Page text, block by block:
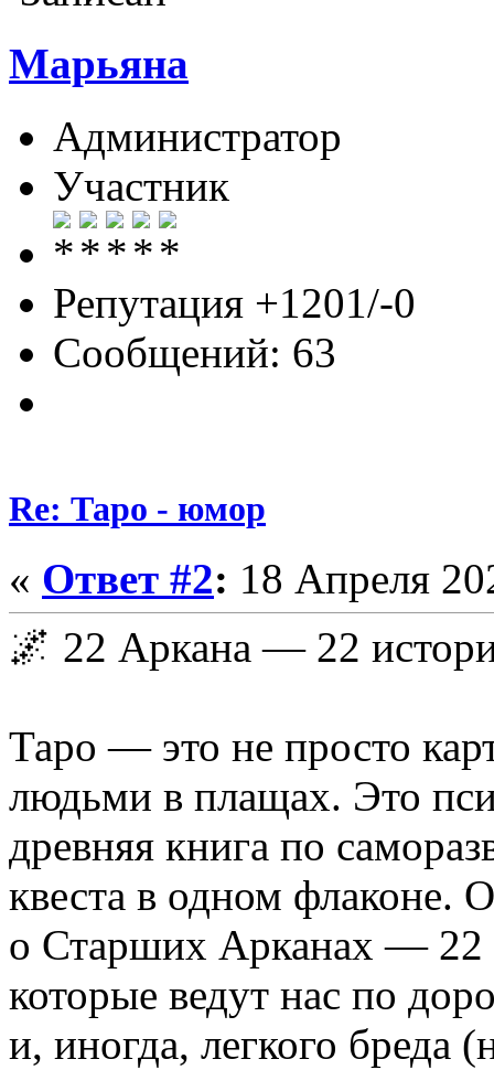
Марьяна
Администратор
Участник
Репутация +1201/-0
Сообщений: 63
Re: Таро - юмор
« Ответ #2: 18 Апреля
🌌 22 Аркана — 22
Таро — это не просто
людьми в плащах. Это
древняя книга по
квеста в одном флаконе.
о Старших Арканах — 22
которые ведут нас по
и, иногда, легкого бреда